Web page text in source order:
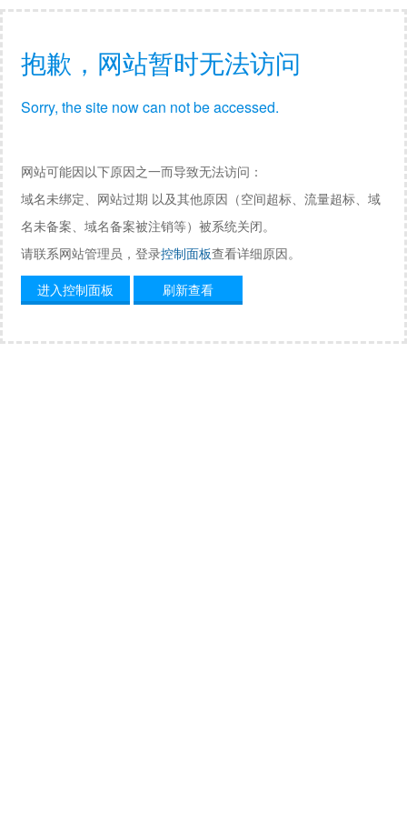
抱歉，网站暂时无法访问
Sorry, the site now can not be accessed.
网站可能因以下原因之一而导致无法访问：
域名未绑定、网站过期 以及其他原因（空间超标、流量超标、域
名未备案、域名备案被注销等）被系统关闭。
请联系网站管理员，登录控制面板查看详细原因。
进入控制面板
刷新查看